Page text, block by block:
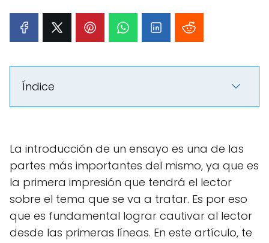
Índice
La introducción de un ensayo es una de las
partes más importantes del mismo, ya que es
la primera impresión que tendrá el lector
sobre el tema que se va a tratar. Es por eso
que es fundamental lograr cautivar al lector
desde las primeras líneas. En este artículo, te